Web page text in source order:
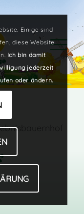
Einige sind
diese Website
Ich bin damit
jederzeit
oder ändern.